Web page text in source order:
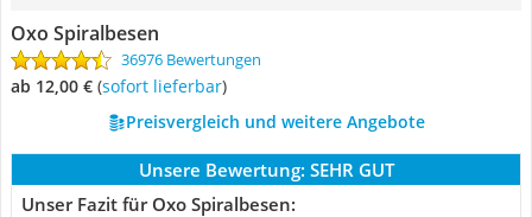
Oxo Spiralbesen
36976 Bewertungen
ab 12,00 € ( Sofort lieferbar)
Preisvergleich und weitere Angebote
Unsere Bewertung: SEHR GUT
Unser Fazit für Oxo Spiralbesen: